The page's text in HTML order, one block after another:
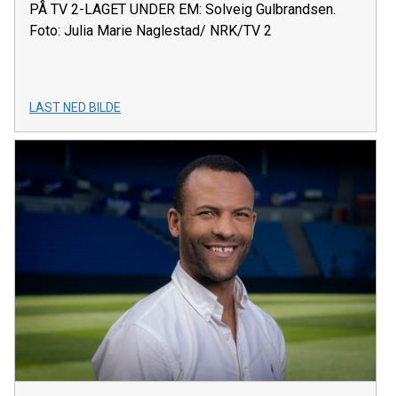
PÅ TV 2-LAGET UNDER EM: Solveig Gulbrandsen.
Foto: Julia Marie Naglestad/ NRK/TV 2
LAST NED BILDE